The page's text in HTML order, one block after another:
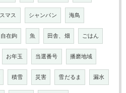
マス シャンパン 海鳥
自在鉤 魚 田舎、畑 ごはん
お年玉 当選番号 播磨地域
積雪 災害 雪だるま 漏水